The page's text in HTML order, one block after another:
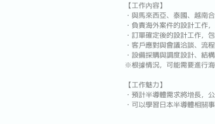
【工作內容】
・與馬來西亞、泰國、越南
・負責海外案件的設計工作
・訂單確定後的設計工作，
・客戶應對與會議洽談、流
・設備採購與調度設計、結
※根據情況，可能需要進行
【工作魅力】
・預計半導體需求將增長，
・可以學習日本半導體相關